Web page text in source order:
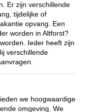
Er zijn verschillende
tijdelijke of
opvang. Een
worden in Altforst?
Ieder heeft zijn
verschillende
we hoogwaardige
omgeving. We